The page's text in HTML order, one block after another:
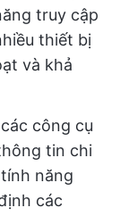
truy cập
thiết bị
và khả
công cụ
tin chi
năng
các